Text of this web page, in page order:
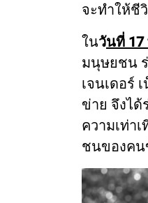
จะทำให้ชี
ในวันที่ 17
มนุษยชน
เจนเดอร์
ข่าย จึงได้
ความเท่า
ชนของคน